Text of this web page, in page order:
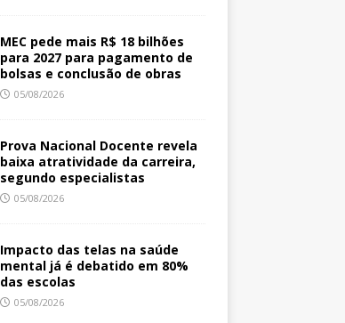
MEC pede mais R$ 18 bilhões
para 2027 para pagamento de
bolsas e conclusão de obras
05/08/2026
Prova Nacional Docente revela
baixa atratividade da carreira,
segundo especialistas
05/08/2026
Impacto das telas na saúde
mental já é debatido em 80%
das escolas
05/08/2026